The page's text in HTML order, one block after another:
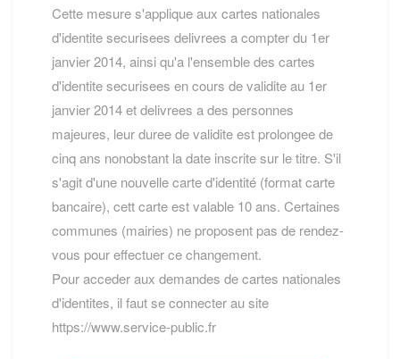
Cette mesure s'applique aux cartes nationales
d'identite securisees delivrees a compter du 1er
janvier 2014, ainsi qu'a l'ensemble des cartes
d'identite securisees en cours de validite au 1er
janvier 2014 et delivrees a des personnes
majeures, leur duree de validite est prolongee de
cinq ans nonobstant la date inscrite sur le titre. S'il
s'agit d'une nouvelle carte d'identité (format carte
bancaire), cett carte est valable 10 ans. Certaines
communes (mairies) ne proposent pas de rendez-
vous pour effectuer ce changement.
Pour acceder aux demandes de cartes nationales
d'identites, il faut se connecter au site
https://www.service-public.fr